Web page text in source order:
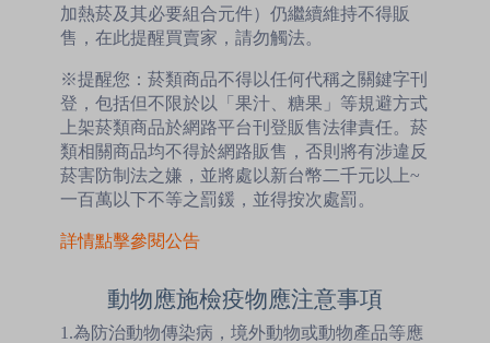
加熱菸及其必要組合元件）仍繼續維持不得販
售，在此提醒買賣家，請勿觸法。
※提醒您：菸類商品不得以任何代稱之關鍵字刊
登，包括但不限於以「果汁、糖果」等規避方式
上架菸類商品於網路平台刊登販售法律責任。菸
類相關商品均不得於網路販售，否則將有涉違反
菸害防制法之嫌，並將處以新台幣二千元以上~
一百萬以下不等之罰鍰，並得按次處罰。
詳情點擊參閱公告
動物應施檢疫物應注意事項
1.為防治動物傳染病，境外動物或動物產品等應